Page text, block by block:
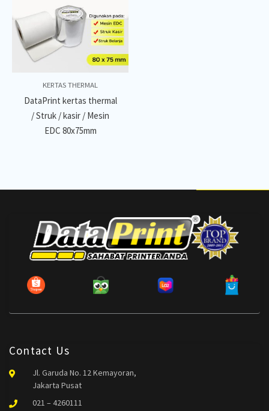
KERTAS THERMAL
DataPrint kertas thermal
/ Struk / kasir / Mesin
EDC 80x75mm
Contact Us
Jl. Garuda No. 12 Kemayoran,
Jakarta Pusat
021 – 4260111